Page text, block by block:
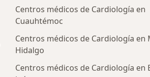
Centros médicos de Cardiología en
Cuauhtémoc
Centros médicos de Cardiología en
Hidalgo
Centros médicos de Cardiología en